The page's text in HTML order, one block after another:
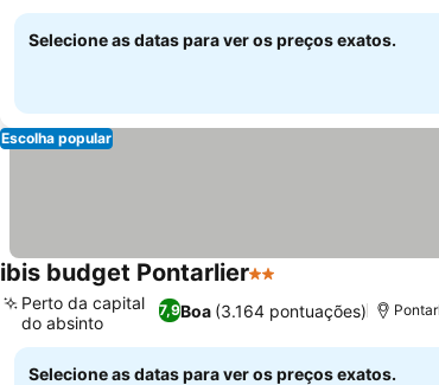
Selecione as datas para ver os preços exatos.
Escolha popular
ibis budget Pontarlier2 Estrelas
7,9Boa (3.164 pontuações)
Perto da capital
do absinto
Selecione as datas para ver os preços exatos.